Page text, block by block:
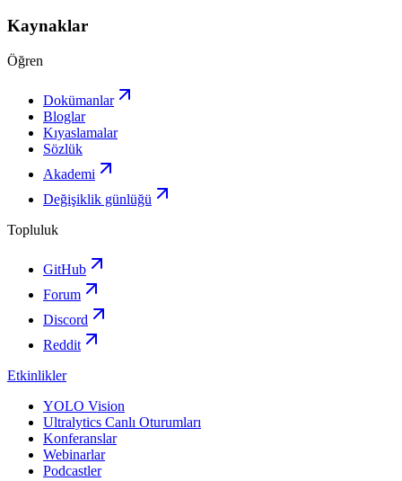
Kaynaklar
Öğren
Dokümanlar
Bloglar
Kıyaslamalar
Sözlük
Akademi
Değişiklik günlüğü
Topluluk
GitHub
Forum
Discord
Reddit
Etkinlikler
YOLO Vision
Ultralytics Canlı Oturumları
Konferanslar
Webinarlar
Podcastler